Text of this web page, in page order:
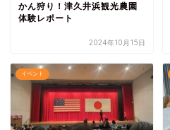
かん狩り！津久井浜観光農園
体験レポート
2024年10月15日
イベント